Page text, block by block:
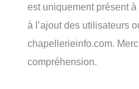
est uniquement présent à
à l’ajout des utilisateurs
chapellerieinfo.com.
compréhension.